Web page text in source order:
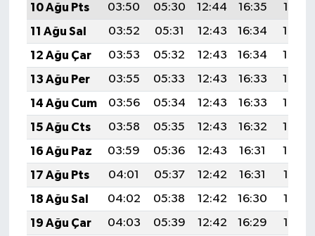
10 Ağu Pts
03:50 05:30 12:44 16:35
19:47
11 Ağu Sal
03:52 05:31 12:43 16:34
19:46
12 Ağu Çar
03:53 05:32 12:43 16:34
19:44
13 Ağu Per
03:55 05:33 12:43 16:33
19:43
14 Ağu Cum
03:56 05:34 12:43 16:33
19:42
15 Ağu Cts
03:58 05:35 12:43 16:32
19:40
16 Ağu Paz
03:59 05:36 12:43 16:31
19:39
17 Ağu Pts
04:01 05:37 12:42 16:31
19:37
18 Ağu Sal
04:02 05:38 12:42 16:30
19:36
19 Ağu Çar
04:03 05:39 12:42 16:29
19:35